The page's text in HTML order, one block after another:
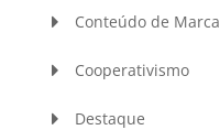
Conteúdo de Marca
Cooperativismo
Destaque